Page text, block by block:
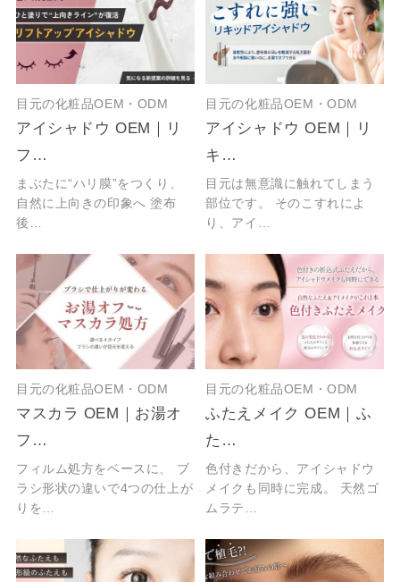
目元の化粧品OEM・ODM
アイシャドウ OEM｜リ
フ…
まぶたに“ハリ膜”をつくり、
自然に上向きの印象へ 塗布
後…
目元の化粧品OEM・ODM
アイシャドウ OEM｜リ
キ…
目元は無意識に触れてしまう
部位です。 そのこすれによ
り、アイ…
目元の化粧品OEM・ODM
マスカラ OEM｜お湯オ
フ…
フィルム処方をベースに、 ブ
ラシ形状の違いで4つの仕上が
りを…
目元の化粧品OEM・ODM
ふたえメイク OEM｜ふ
た…
色付きだから、アイシャドウ
メイクも同時に完成。 天然ゴ
ムラテ…